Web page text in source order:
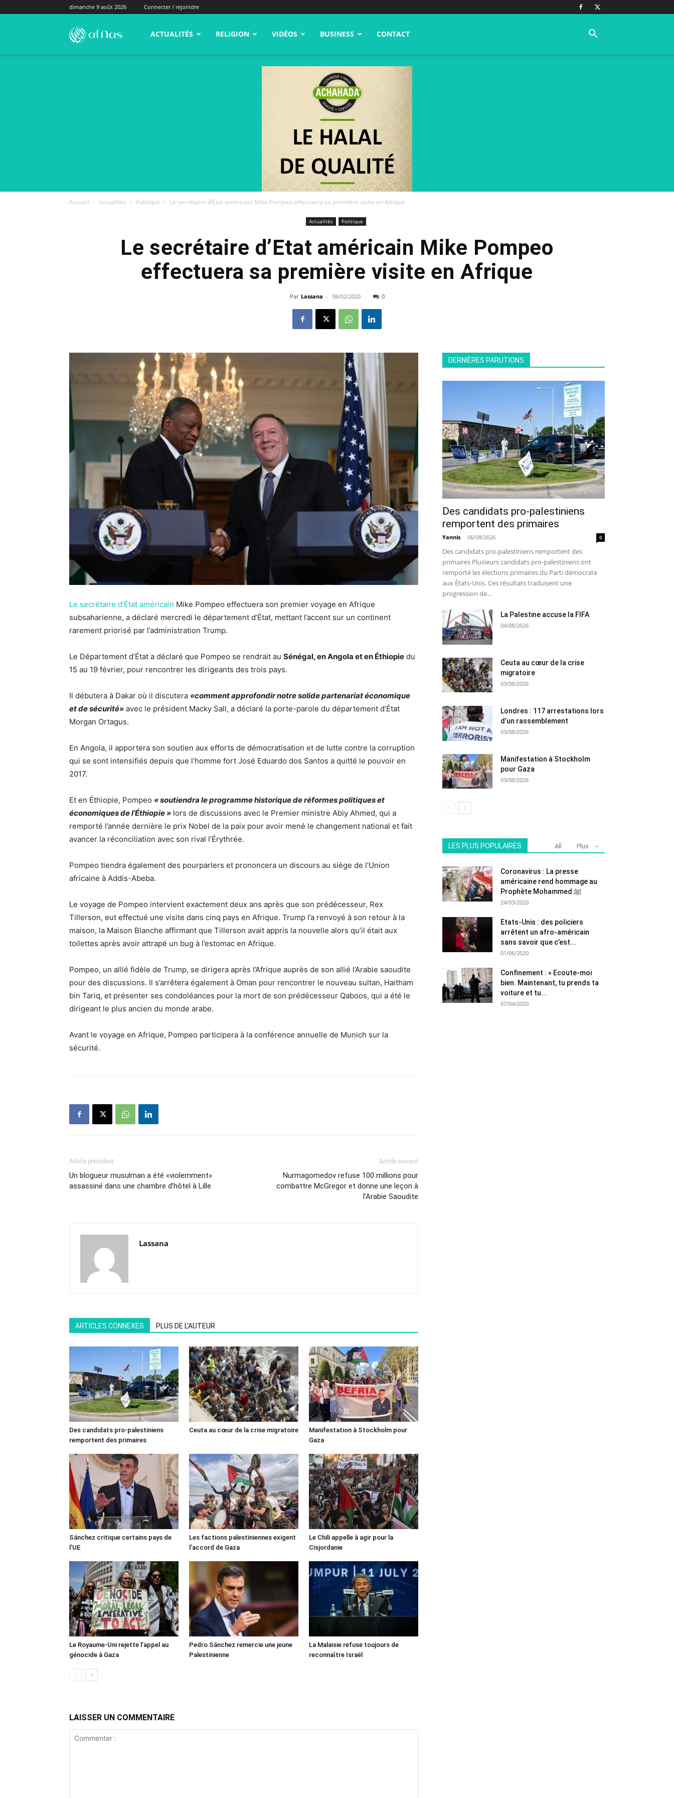
dimanche 9 août 2026 Connecter / rejoindre
alNas.fr ACTUALITÉS RELIGION VIDÉOS BUSINESS CONTACT
Accueil Actualités Politique Le secrétaire d’Etat américain Mike Pompeo effectuera sa première visite en Afrique
Actualités Politique
Le secrétaire d’Etat américain Mike Pompeo
effectuera sa première visite en Afrique
Par Lassana - 06/02/2020 0
Le secrétaire d’État américain Mike Pompeo effectuera son premier voyage en Afrique
subsaharienne, a déclaré mercredi le département d’État, mettant l’accent sur un continent
rarement priorisé par l’administration Trump.
Le Département d’État a déclaré que Pompeo se rendrait au Sénégal, en Angola et en Éthiopie du
15 au 19 février, pour rencontrer les dirigeants des trois pays.
Il débutera à Dakar où il discutera «comment approfondir notre solide partenariat économique
et de sécurité» avec le président Macky Sall, a déclaré la porte-parole du département d’État
Morgan Ortagus.
En Angola, il apportera son soutien aux efforts de démocratisation et de lutte contre la corruption
qui se sont intensifiés depuis que l’homme fort José Eduardo dos Santos a quitté le pouvoir en
2017.
Et en Éthiopie, Pompeo « soutiendra le programme historique de réformes politiques et
économiques de l’Éthiopie » lors de discussions avec le Premier ministre Abiy Ahmed, qui a
remporté l’année dernière le prix Nobel de la paix pour avoir mené le changement national et fait
avancer la réconciliation avec son rival l’Érythrée.
Pompeo tiendra également des pourparlers et prononcera un discours au siège de l’Union
africaine à Addis-Abeba.
Le voyage de Pompeo intervient exactement deux ans après que son prédécesseur, Rex
Tillerson, eut effectué une visite dans cinq pays en Afrique. Trump l’a renvoyé à son retour à la
maison, la Maison Blanche affirmant que Tillerson avait appris la nouvelle alors qu’il était aux
toilettes après avoir attrapé un bug à l’estomac en Afrique.
Pompeo, un allié fidèle de Trump, se dirigera après l’Afrique auprès de son allié l’Arabie saoudite
pour des discussions. Il s’arrêtera également à Oman pour rencontrer le nouveau sultan, Haitham
bin Tariq, et présenter ses condoléances pour la mort de son prédécesseur Qaboos, qui a été le
dirigeant le plus ancien du monde arabe.
Avant le voyage en Afrique, Pompeo participera à la conférence annuelle de Munich sur la
sécurité.
Article précédent
Un blogueur musulman a été «violemment»
assassiné dans une chambre d’hôtel à Lille
Article suivant
Nurmagomedov refuse 100 millions pour
combattre McGregor et donne une leçon à
l’Arabie Saoudite
Lassana
ARTICLES CONNEXES PLUS DE L'AUTEUR
Des candidats pro-palestiniens
remportent des primaires
Ceuta au cœur de la crise migratoire
Manifestation à Stockholm pour
Gaza
Sánchez critique certains pays de
l’UE
Les factions palestiniennes exigent
l’accord de Gaza
Le Chili appelle à agir pour la
Cisjordanie
Le Royaume-Uni rejette l’appel au
génocide à Gaza
Pedro Sánchez remercie une jeune
Palestinienne
La Malaisie refuse toujours de
reconnaître Israël
LAISSER UN COMMENTAIRE
DERNIÈRES PARUTIONS
Des candidats pro-palestiniens
remportent des primaires
Yannis - 06/08/2026 0
Des candidats pro-palestiniens remportent des
primaires Plusieurs candidats pro-palestiniens ont
remporté les élections primaires du Parti démocrate
aux États-Unis. Ces résultats traduisent une
progression de...
La Palestine accuse la FIFA
04/08/2026
Ceuta au cœur de la crise
migratoire
03/08/2026
Londres : 117 arrestations lors
d’un rassemblement
03/08/2026
Manifestation à Stockholm
pour Gaza
03/08/2026
LES PLUS POPULAIRES All Plus
Coronavirus : La presse
américaine rend hommage au
Prophète Mohammed ﷺ
24/03/2020
Etats-Unis : des policiers
arrêtent un afro-américain
sans savoir que c’est...
01/06/2020
Confinement : « Ecoute-moi
bien. Maintenant, tu prends ta
voiture et tu...
07/04/2020